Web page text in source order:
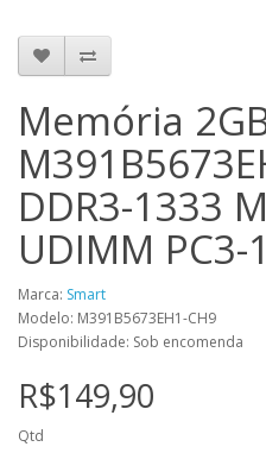
Memória
DDR3-1333
UDIMM PC3-
Marca: Smart
Modelo: M391B5673EH1-CH9
Disponibilidade: Sob encomenda
R$149,90
Qtd